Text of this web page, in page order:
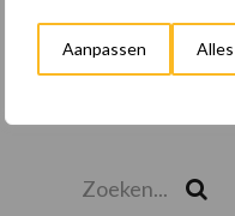
Aanpassen